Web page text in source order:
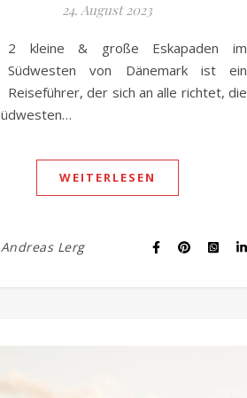
24. August 2023
2 kleine & große Eskapaden im
Südwesten von Dänemark ist ein
Reiseführer, der sich an alle richtet, die
WEITERLESEN
Andreas Lerg